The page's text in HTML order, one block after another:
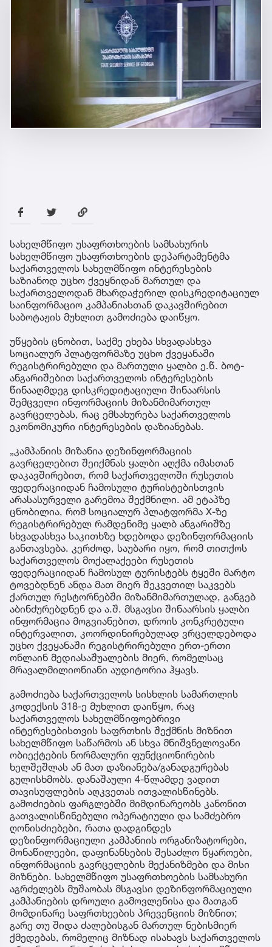
სახელმწიფო უსაფრთხოების სამსახურის
სახელმწიფო უსაფრთხოების დეპარტამენტმა
საქართველოს სახელმწიფო ინტერესების
საზიანოდ უცხო ქვეყნიდან მართულ და
საქართველოდან მხარდაჭერილ დისკრედიტაციულ
საინფორმაციო კამპანიასთან დაკავშირებით
საბოტაჟის მუხლით გამოძიება დაიწყო.
უწყების ცნობით, საქმე ეხება სხვადასხვა
სოციალურ პლატფორმაზე უცხო ქვეყანაში
რეგისტრირებული და მართული ყალბი ე.წ. ბოტ-
ანგარიშებით საქართველოს ინტერესების
წინააღმდეგ დისკრედიტაციული შინაარსის
შემცველი ინფორმაციის მიზანმიმართულ
გავრცელებას, რაც ემსახურება საქართველოს
ეკონომიკური ინტერესების დაზიანებას.
„კამპანიის მიზანია დეზინფორმაციის
გავრცელებით შეიქმნას ყალბი აღქმა იმასთან
დაკავშირებით, რომ საქართველოში რუსეთის
ფედერაციიდან ჩამოსული ტურისტებისთვის
არასასურველი გარემოა შექმნილი. ამ ეტაპზე
ცნობილია, რომ სოციალურ პლატფორმა X-ზე
რეგისტრირებულ რამდენიმე ყალბ ანგარიშზე
სხვადასხვა საკითხზე ხდებოდა დეზინფორმაციის
განთავსება. კერძოდ, საუბარი იყო, რომ თითქოს
საქართველოს მოქალაქეები რუსეთის
ფედერაციიდან ჩამოსულ ტურისტებს ტყეში მარტო
ტოვებდნენ ანდა მათ მიერ შეკვეთილ საკვებს
ქართულ რესტორნებში მიზანმიმართულად, განგებ
აბინძურებდნენ და ა.შ. მსგავსი შინაარსის ყალბი
ინფორმაცია მოგვიანებით, დროის კონკრეტული
ინტერვალით, კოორდინირებულად ვრცელდებოდა
უცხო ქვეყანაში რეგისტრირებული ერთ-ერთი
ონლაინ მედიასაშუალების მიერ, რომელსაც
მრავალმილიონიანი აუდიტორია ჰყავს.
გამოძიება საქართველოს სისხლის სამართლის
კოდექსის 318-ე მუხლით დაიწყო, რაც
საქართველოს სახელმწიფოებრივი
ინტერესებისთვის საფრთხის შექმნის მიზნით
სახელმწიფო საწარმოს ან სხვა მნიშვნელოვანი
ობიექტების ნორმალური ფუნქციონირების
ხელშეშლას ან მათ დაზიანება/განადგურებას
გულისხმობს. დანაშაული 4-წლამდე ვადით
თავისუფლების აღკვეთას ითვალისწინებს.
გამოძიების ფარგლებში მიმდინარეობს კანონით
გათვალისწინებული ოპერატიული და სამძებრო
ღონისძიებები, რათა დადგინდეს
დეზინფორმაციული კამპანიის ორგანიზატორები,
მონაწილეები, დაფინანსების შესაძლო წყაროები,
ინფორმაციის გავრცელების მექანიზმები და მისი
მიზნები. სახელმწიფო უსაფრთხოების სამსახური
აგრძელებს მუშაობას მსგავსი დეზინფორმაციული
კამპანიების დროული გამოვლენისა და მათგან
მომდინარე საფრთხეების პრევენციის მიზნით;
გარე თუ შიდა ძალებისგან მართულ ნებისმიერ
ქმედებას, რომელიც მიზნად ისახავს საქართველოს